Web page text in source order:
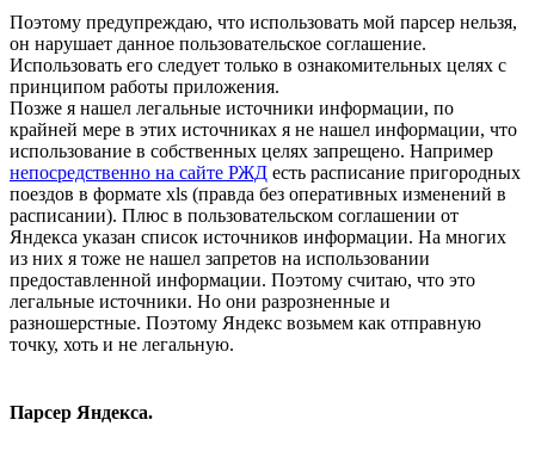
Поэтому предупреждаю, что использовать мой парсер нельзя,
он нарушает данное пользовательское соглашение.
Использовать его следует только в ознакомительных целях с
принципом работы приложения.
Позже я нашел легальные источники информации, по
крайней мере в этих источниках я не нашел информации, что
использование в собственных целях запрещено. Например
непосредственно на сайте РЖД есть расписание пригородных
поездов в формате xls (правда без оперативных изменений в
расписании). Плюс в пользовательском соглашении от
Яндекса указан список источников информации. На многих
из них я тоже не нашел запретов на использовании
предоставленной информации. Поэтому считаю, что это
легальные источники. Но они разрозненные и
разношерстные. Поэтому Яндекс возьмем как отправную
точку, хоть и не легальную.
Парсер Яндекса.